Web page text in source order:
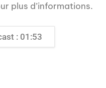
plus d’informations.
: 01:53